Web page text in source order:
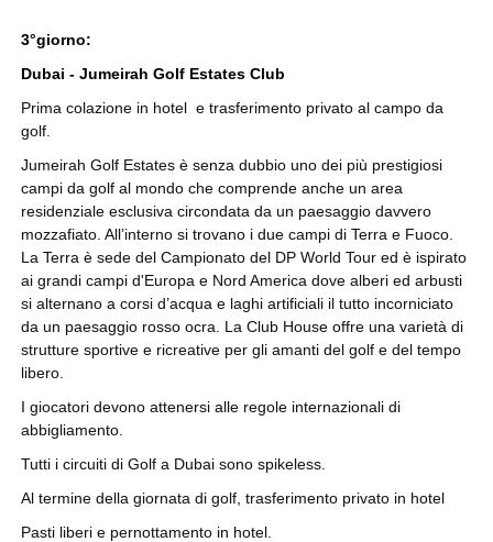
3°giorno:
Dubai - Jumeirah Golf Estates Club
Prima colazione in hotel e trasferimento privato al campo da
golf.
Jumeirah Golf Estates è senza dubbio uno dei più prestigiosi
campi da golf al mondo che comprende anche un area
residenziale esclusiva circondata da un paesaggio davvero
mozzafiato. All’interno si trovano i due campi di Terra e Fuoco.
La Terra è sede del Campionato del DP World Tour ed è ispirato
ai grandi campi d'Europa e Nord America dove alberi ed arbusti
si alternano a corsi d’acqua e laghi artificiali il tutto incorniciato
da un paesaggio rosso ocra. La Club House offre una varietà di
strutture sportive e ricreative per gli amanti del golf e del tempo
libero.
I giocatori devono attenersi alle regole internazionali di
abbigliamento.
Tutti i circuiti di Golf a Dubai sono spikeless.
Al termine della giornata di golf, trasferimento privato in hotel
Pasti liberi e pernottamento in hotel.